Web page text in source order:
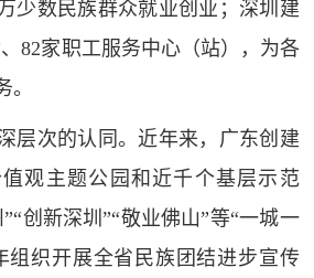
少数民族群众就业创业；深圳建
82家职工服务中心（站），为各
。
层次的认同。近年来，广东创建
观主题公园和近千个基层示范
创新深圳”“敬业佛山”等“一城一
组织开展全省民族团结进步宣传